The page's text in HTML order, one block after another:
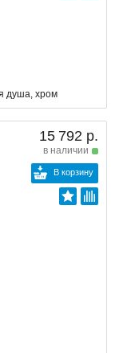
душа, хром
15 792 р.
в наличии
В корзину